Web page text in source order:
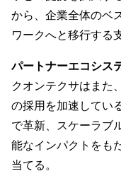
から、企業全体のベ
ワークへと移行する
パートナーエコシス
クオンテクサはまた
の採用を加速してい
で革新、スケーラブ
能なインパクトをも
当てる。